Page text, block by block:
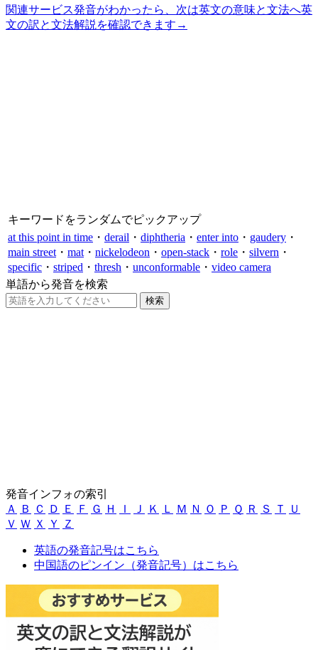
関連サービス発音がわかったら、次は英文の意味と文法へ英
文の訳と文法解説を確認できます →
キーワードをランダムでピックアップ
at this point in time ・ derail ・ diphtheria ・ enter into ・ gaudery ・
main street ・ mat ・ nickelodeon ・ open-stack ・ role ・ silvern ・
specific ・ striped ・ thresh ・ unconformable ・ video camera
単語から発音を検索
発音インフォの索引
Ａ
Ｂ Ｃ Ｄ Ｅ Ｆ Ｇ Ｈ Ｉ Ｊ Ｋ Ｌ Ｍ Ｎ Ｏ Ｐ Ｑ Ｒ Ｓ Ｔ
Ｕ
Ｖ Ｗ Ｘ Ｙ Ｚ
英語の発音記号はこちら
中国語のピンイン（発音記号）はこちら